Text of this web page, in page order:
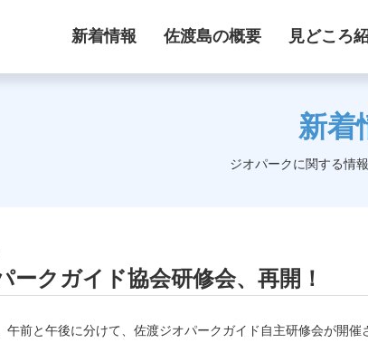
新着情報 佐渡島の概要 見どころ
新着
ジオパークに関する情
ークガイド協会研修会、再開！
午前と午後に分けて、佐渡ジオパークガイド自主研修会が開催